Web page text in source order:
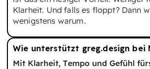
Klarheit. Und falls es floppt? Dann
wenigstens warum.
Wie unterstützt greg.design bei
Mit Klarheit, Tempo und Gefühl